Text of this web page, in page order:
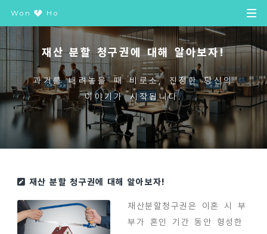
Won Ho
재산 분할 청구권에 대해 알아보자!
과거를 내려놓을 때 비로소, 진정한 당신의
이야기가 시작됩니다.
재산 분할 청구권에 대해 알아보자!
재산분할청구권은 이혼 시 부
부가 혼인 기간 동안 형성한